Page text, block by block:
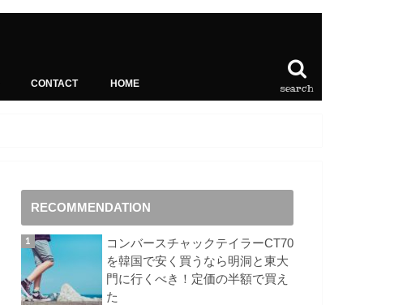
search
CONTACT HOME
RECOMMENDATION
コンバースチャックテイラーCT70
を韓国で安く買うなら明洞と東大
門に行くべき！定価の半額で買え
た